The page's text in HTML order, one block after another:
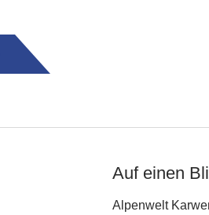
Auf einen
Alpenwelt